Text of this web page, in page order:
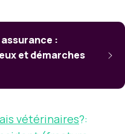
:
et démarches
vétérinaires?: